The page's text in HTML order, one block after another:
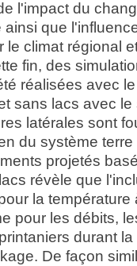
l'impact du
que
le climat régional
fin, des
réalisées avec
sans lacs avec
latérales sont
du système
projetés
révèle que
la température
pour les débits,
durant
De façon